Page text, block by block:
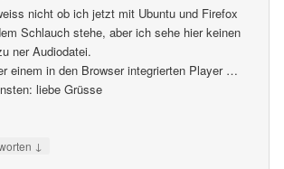
nicht ob ich jetzt mit Ubuntu und Firefox
Schlauch stehe, aber ich sehe hier keinen
ner Audiodatei.
einem in den Browser integrierten Player …
liebe Grüsse
↓